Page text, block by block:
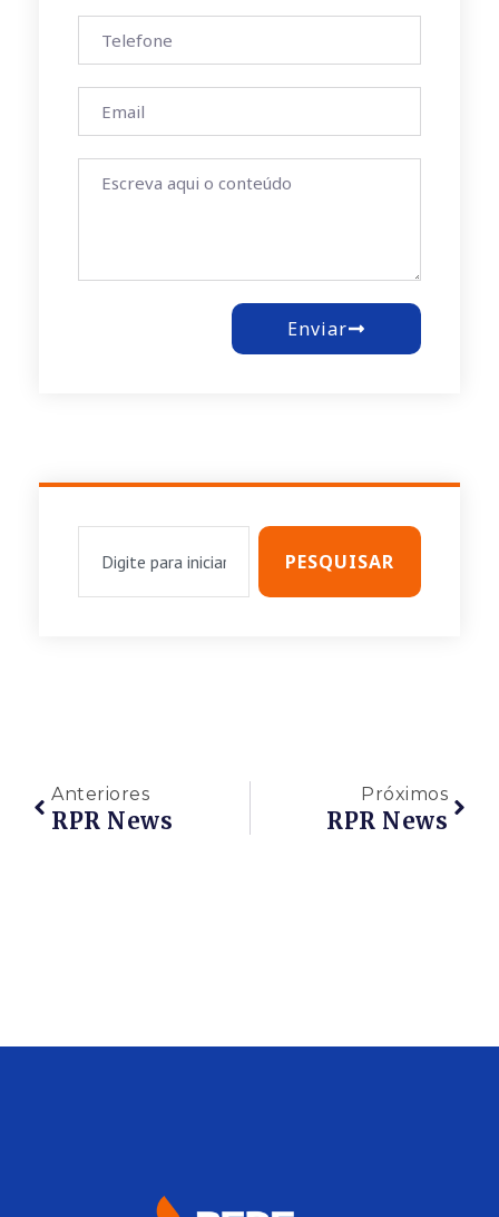
Enviar
PESQUISAR
Anteriores
RPR News
Próximos
RPR News